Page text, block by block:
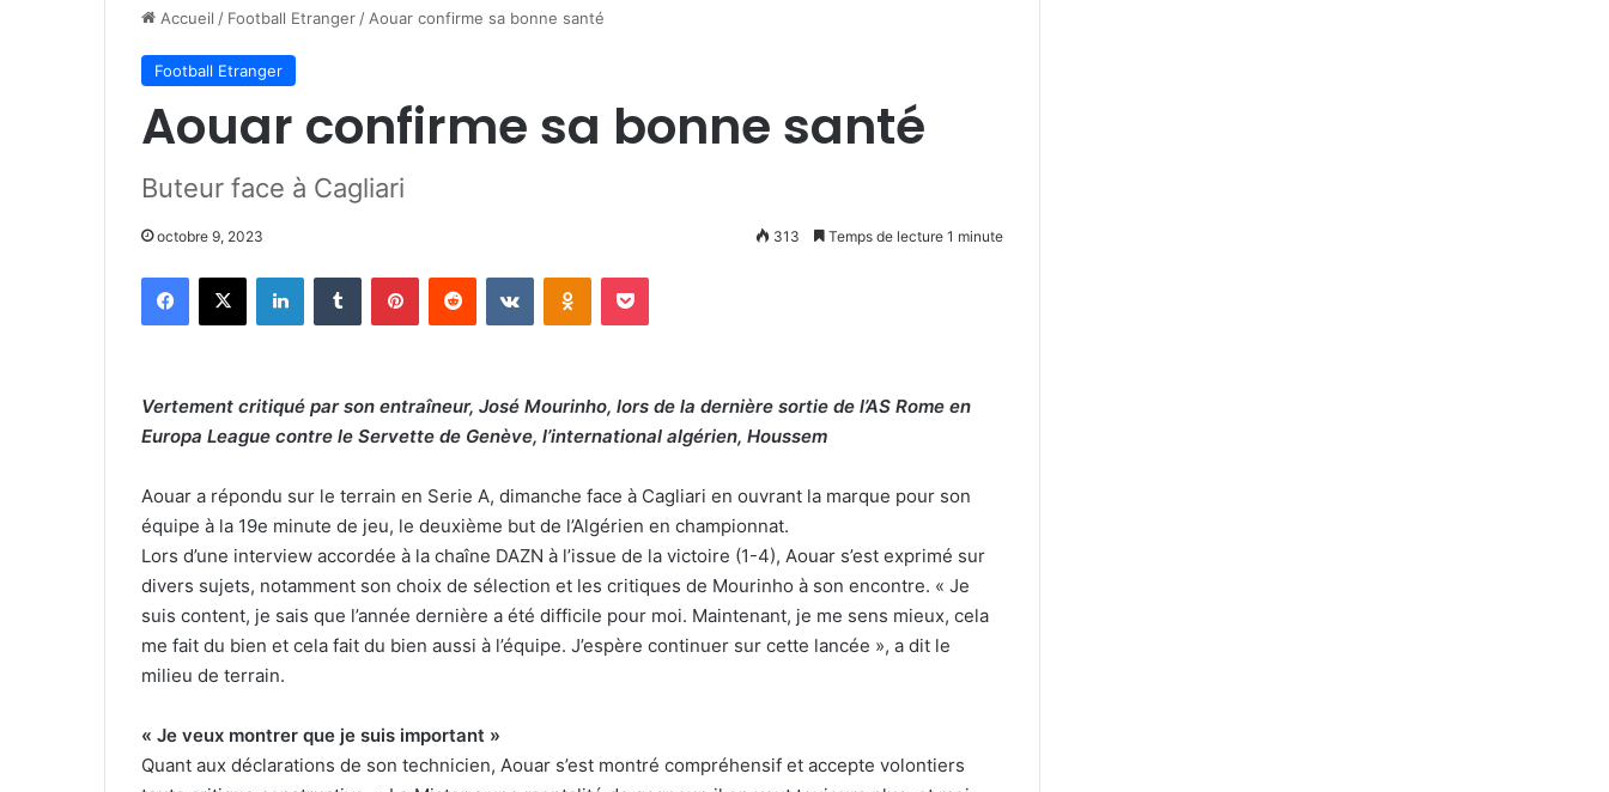
Accueil / Football Etranger / Aouar confirme sa bonne santé
Football Etranger
Aouar confirme sa bonne santé
Buteur face à Cagliari
octobre 9, 2023 313 Temps de lecture 1 minute
Facebook
X LinkedinTumblr PinterestReddit VKontakteOdnoklassniki
Pocket
Vertement critiqué par son entraîneur, José Mourinho, lors de la dernière sortie de l’AS Rome en
Europa League contre le Servette de Genève, l’international algérien, Houssem
Aouar a répondu sur le terrain en Serie A, dimanche face à Cagliari en ouvrant la marque pour son
équipe à la 19e minute de jeu, le deuxième but de l’Algérien en championnat.
Lors d’une interview accordée à la chaîne DAZN à l’issue de la victoire (1-4), Aouar s’est exprimé sur
divers sujets, notamment son choix de sélection et les critiques de Mourinho à son encontre. « Je
suis content, je sais que l’année dernière a été difficile pour moi. Maintenant, je me sens mieux, cela
me fait du bien et cela fait du bien aussi à l’équipe. J’espère continuer sur cette lancée », a dit le
milieu de terrain.
« Je veux montrer que je suis important »
Quant aux déclarations de son technicien, Aouar s’est montré compréhensif et accepte volontiers